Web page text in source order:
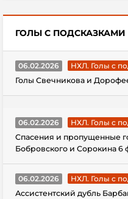
ГОЛЫ С ПОДСКАЗКАМИ
06.02.2026
НХЛ. Голы с
Голы Свечникова и
06.02.2026
НХЛ. Голы с
Спасения и пропущенные
Бобровского и Сорокина 6
06.02.2026
НХЛ. Голы с
Ассистентский дубль